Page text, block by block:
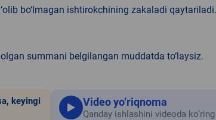
bo‘lmagan ishtirokchining zakaladi qaytariladi.
summani belgilangan muddatda to‘laysiz.
keyingi
Video yo‘riqnoma
Qanday ishlashini videoda ko‘ring